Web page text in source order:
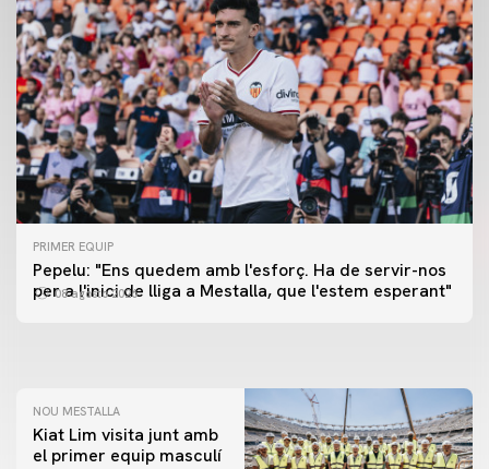
PRIMER EQUIP
Pepelu: "Ens quedem amb l'esforç. Ha de servir-nos
per a l'inici de lliga a Mestalla, que l'estem esperant"
08 agosto 2026
PRIMER EQUIP
📸 #ValenciaNUFC
PRIMER EQUIP
MESTALLA 📍
NOU MESTALLA
Kiat Lim visita junt amb
el primer equip masculí